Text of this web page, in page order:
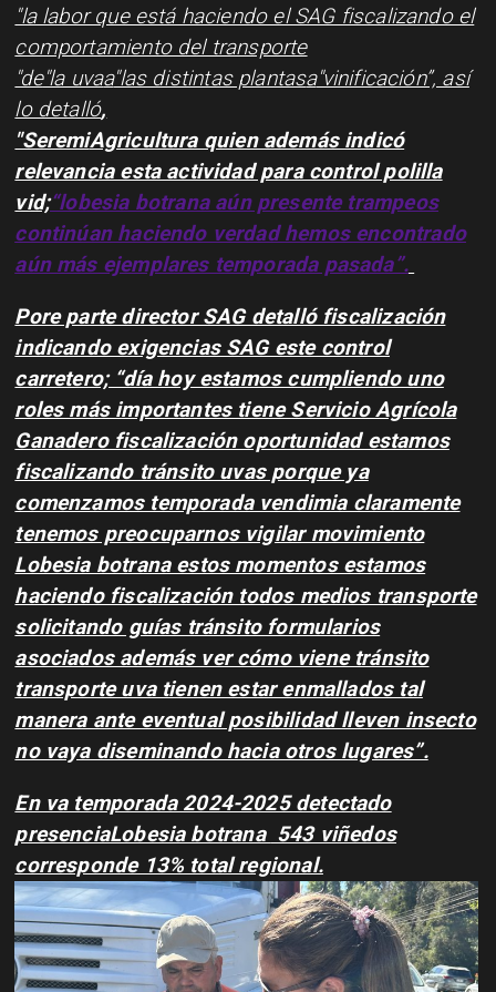
"la labor que está haciendo el SAG fiscalizando el
comportamiento del transporte
"de"la uvaa"las distintas plantasa"vinificación”, así
lo detalló,
"SeremiAgricultura quien además indicó
relevancia esta actividad para control polilla
vid;“lobesia botrana aún presente trampeos
continúan haciendo verdad hemos encontrado
aún más ejemplares temporada pasada”.
Pore parte director SAG detalló fiscalización
indicando exigencias SAG este control
carretero; “día hoy estamos cumpliendo uno
roles más importantes tiene Servicio Agrícola
Ganadero fiscalización oportunidad estamos
fiscalizando tránsito uvas porque ya
comenzamos temporada vendimia claramente
tenemos preocuparnos vigilar movimiento
Lobesia botrana estos momentos estamos
haciendo fiscalización todos medios transporte
solicitando guías tránsito formularios
asociados además ver cómo viene tránsito
transporte uva tienen estar enmallados tal
manera ante eventual posibilidad lleven insecto
no vaya diseminando hacia otros lugares”.
En va temporada 2024-2025 detectado
presenciaLobesia botrana 543 viñedos
corresponde 13% total regional.